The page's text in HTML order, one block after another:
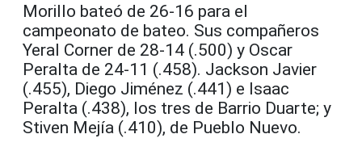
Morillo bateó de 26-16 para el
campeonato de bateo. Sus compañeros
Yeral Corner de 28-14 (.500) y Oscar
Peralta de 24-11 (.458). Jackson Javier
(.455), Diego Jiménez (.441) e Isaac
Peralta (.438), los tres de Barrio Duarte; y
Stiven Mejía (.410), de Pueblo Nuevo.